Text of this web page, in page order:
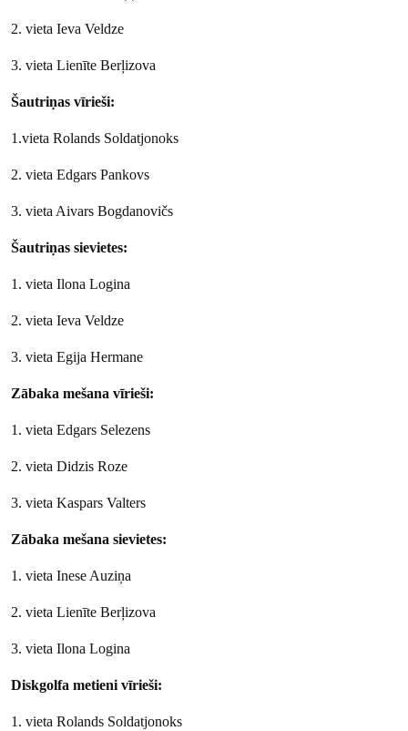
2. vieta Ieva Veldze
3. vieta Lienīte Berļizova
Šautriņas vīrieši:
1.vieta Rolands Soldatjonoks
2. vieta Edgars Pankovs
3. vieta Aivars Bogdanovičs
Šautriņas sievietes:
1. vieta Ilona Logina
2. vieta Ieva Veldze
3. vieta Egija Hermane
Zābaka mešana vīrieši:
1. vieta Edgars Selezens
2. vieta Didzis Roze
3. vieta Kaspars Valters
Zābaka mešana sievietes:
1. vieta Inese Auziņa
2. vieta Lienīte Berļizova
3. vieta Ilona Logina
Diskgolfa metieni vīrieši:
1. vieta Rolands Soldatjonoks